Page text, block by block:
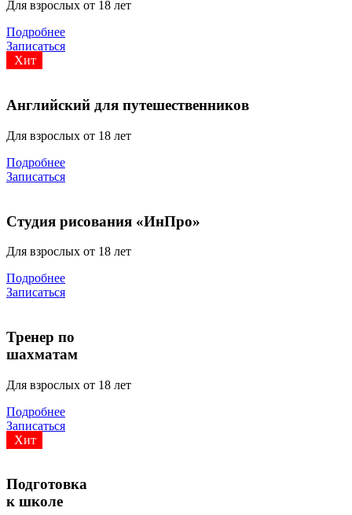
Для взрослых от 18 лет
Подробнее
Записаться
Хит
Английский для путешественников
Для взрослых от 18 лет
Подробнее
Записаться
Студия рисования «ИнПро»
Для взрослых от 18 лет
Подробнее
Записаться
Тренер по
шахматам
Для взрослых от 18 лет
Подробнее
Записаться
Хит
Подготовка
к школе